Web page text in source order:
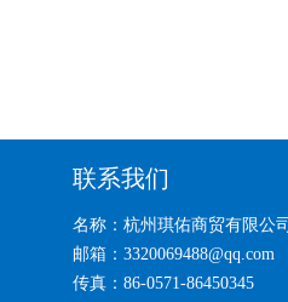
联系我们
名称：杭州琪佑商贸有限公司
邮箱：3320069488@qq.com
传真：86-0571-86450345